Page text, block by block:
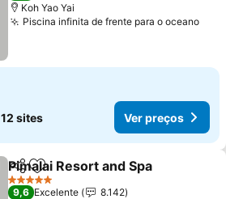
Koh Yao Yai
Piscina infinita de frente para o oceanoVer
12 sites Ver preços
PartilharAdicionar aos favoritos
Pimalai Resort and Spa
5 Estrelas
9,6 Excelente
8.142